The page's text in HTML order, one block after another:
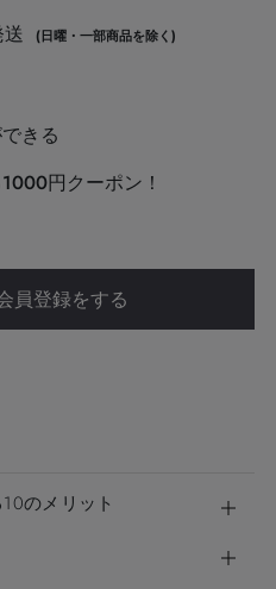
(日曜・一部商品を除く)
きる
円クーポン！
員登録をする
のメリット